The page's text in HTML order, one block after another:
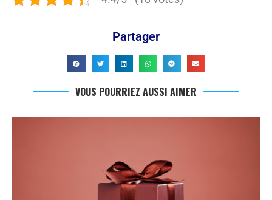
Partager
VOUS POURRIEZ AUSSI AIMER